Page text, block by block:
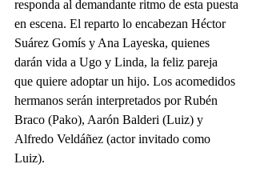
responda al demandante ritmo de esta puesta
en escena. El reparto lo encabezan Héctor
Suárez Gomís y Ana Layeska, quienes
darán vida a Ugo y Linda, la feliz pareja
que quiere adoptar un hijo. Los acomedidos
hermanos serán interpretados por Rubén
Braco (Pako), Aarón Balderi (Luiz) y
Alfredo Veldáñez (actor invitado como
Luiz).